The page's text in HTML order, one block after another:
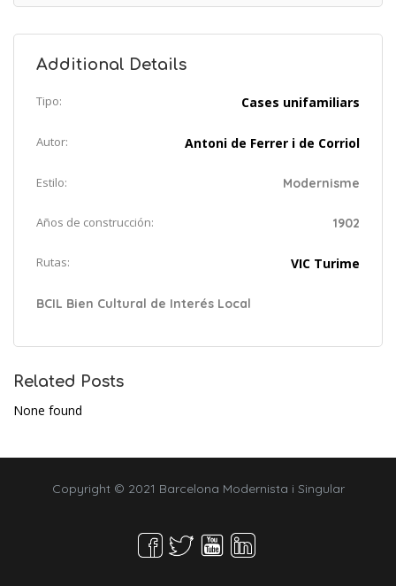
Additional Details
Tipo: Cases unifamiliars
Autor: Antoni de Ferrer i de Corriol
Estilo: Modernisme
Años de construcción: 1902
Rutas: VIC Turime
BCIL Bien Cultural de Interés Local
Related Posts
None found
Copyright © 2021 Barcelona Modernista i Singular